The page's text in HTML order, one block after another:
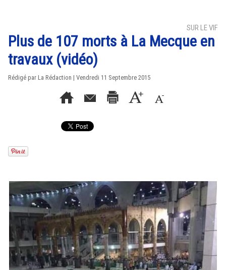
SUR LE VIF
Plus de 107 morts à La Mecque en
travaux (vidéo)
Rédigé par La Rédaction | Vendredi 11 Septembre 2015